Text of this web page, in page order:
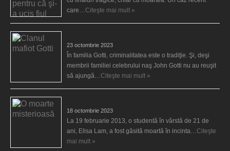
care… Citeşte mai mult »
23 octombrie 2023
În familia Gotti, criminalitatea este o tradiţie. Şi, deşi
membrii familiei celebrului naş John Gotti nu au reuşit
să ajungă… Citeşte mai mult »
18 octombrie 2023
La 19 februarie 2013, o studentă în vârstă de 21 de
ani, Elisa Lam, a fost găsită moartă în incinta… Citeşte
mai mult »